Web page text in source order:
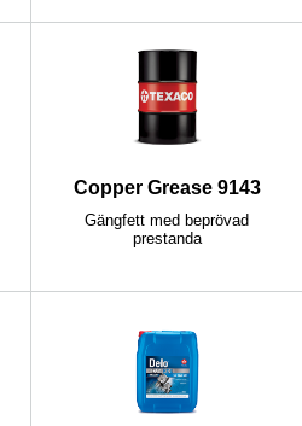
Copper Grease 9143
Gängfett med beprövad
prestanda